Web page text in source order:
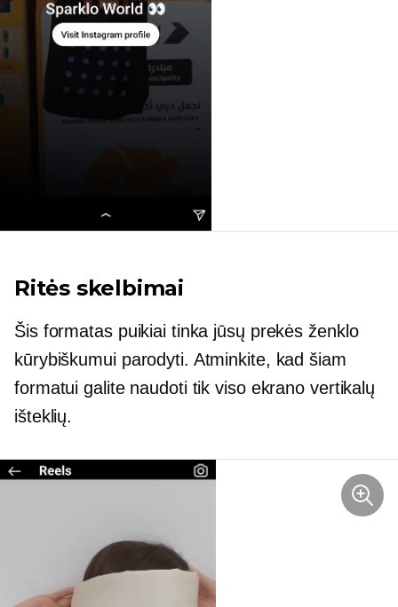
Ritės skelbimai
Šis formatas puikiai tinka jūsų prekės ženklo
kūrybiškumui parodyti. Atminkite, kad šiam
formatui galite naudoti tik viso ekrano vertikalų
išteklių.